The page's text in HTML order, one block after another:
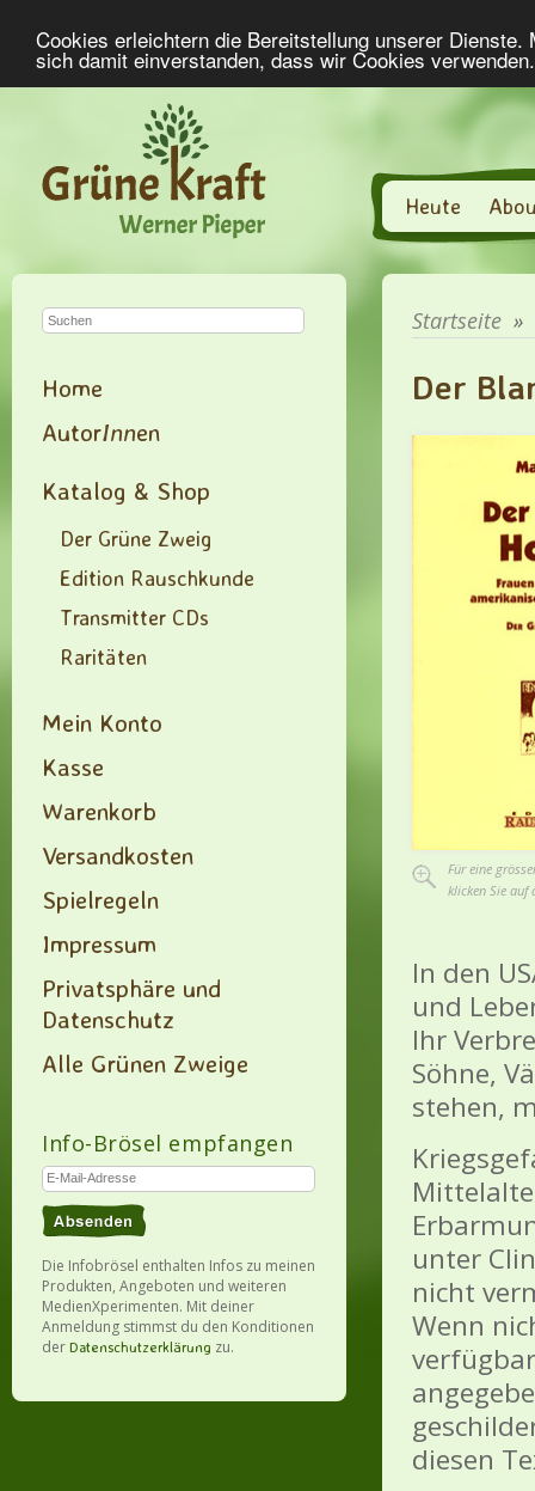
Cookies erleichtern die Bereitstellung unserer
sich damit einverstanden, dass wir Cookies
Heute
Home
AutorInnen
Katalog & Shop
Der Grüne Zweig
Edition Rauschkunde
Transmitter CDs
Raritäten
Mein Konto
Kasse
Warenkorb
Versandkosten
Spielregeln
Impressum
Privatsphäre und
Datenschutz
Alle Grünen Zweige
Info-Brösel empfangen
Die Infobrösel enthalten Infos zu meinen
Produkten, Angeboten und weiteren
MedienXperimenten. Mit deiner
Anmeldung stimmst du den Konditionen
der Datenschutzerklärung zu.
Startseite »
Der
Für eine
klicken Sie auf
In den
und
Ihr
Söhne,
stehen,
unter
nicht
Wenn
diesen